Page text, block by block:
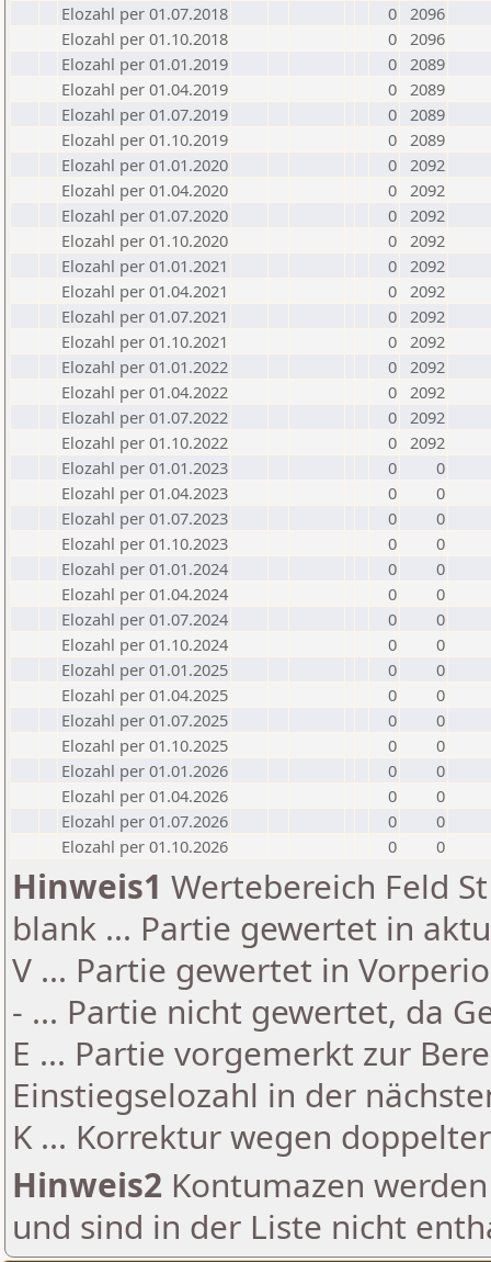
Elozahl per 01.07.2018
0 2096
Elozahl per 01.10.2018
0 2096
Elozahl per 01.01.2019
0 2089
Elozahl per 01.04.2019
0 2089
Elozahl per 01.07.2019
0 2089
Elozahl per 01.10.2019
0 2089
Elozahl per 01.01.2020
0 2092
Elozahl per 01.04.2020
0 2092
Elozahl per 01.07.2020
0 2092
Elozahl per 01.10.2020
0 2092
Elozahl per 01.01.2021
0 2092
Elozahl per 01.04.2021
0 2092
Elozahl per 01.07.2021
0 2092
Elozahl per 01.10.2021
0 2092
Elozahl per 01.01.2022
0 2092
Elozahl per 01.04.2022
0 2092
Elozahl per 01.07.2022
0 2092
Elozahl per 01.10.2022
0 2092
Elozahl per 01.01.2023
0
0
Elozahl per 01.04.2023
0
0
Elozahl per 01.07.2023
0
0
Elozahl per 01.10.2023
0
0
Elozahl per 01.01.2024
0
0
Elozahl per 01.04.2024
0
0
Elozahl per 01.07.2024
0
0
Elozahl per 01.10.2024
0
0
Elozahl per 01.01.2025
0
0
Elozahl per 01.04.2025
0
0
Elozahl per 01.07.2025
0
0
Elozahl per 01.10.2025
0
0
Elozahl per 01.01.2026
0
0
Elozahl per 01.04.2026
0
0
Elozahl per 01.07.2026
0
0
Elozahl per 01.10.2026
0 0
Hinweis1 Wertebereich Feld
blank ... Partie gewertet in
V ... Partie gewertet in
- ... Partie nicht gewertet, da
E ... Partie vorgemerkt zur
Einstiegselozahl in der
K ... Korrektur wegen
Hinweis2 Kontumazen
und sind in der Liste nicht